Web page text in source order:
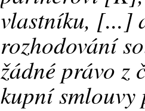
vlastníku, [...]
rozhodování
žádné právo z
kupní